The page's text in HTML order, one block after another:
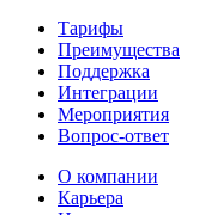
Тарифы
Преимущества
Поддержка
Интеграции
Мероприятия
Вопрос-ответ
О компании
Карьера